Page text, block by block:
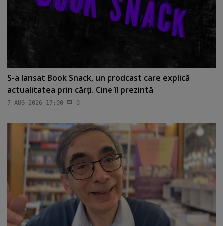
S-a lansat Book Snack, un prodcast care explică
actualitatea prin cărţi. Cine îl prezintă
7 AUG 2026 17:00 0